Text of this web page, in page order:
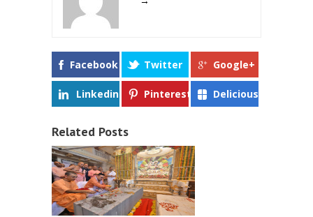
Facebook Twitter Google+
Linkedin Pinterest Delicious
Related Posts